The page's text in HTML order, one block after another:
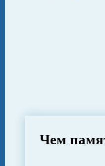
Чем